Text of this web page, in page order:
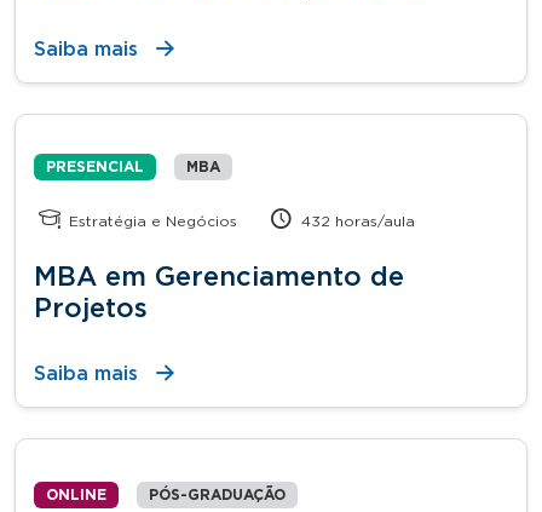
Saiba mais
PRESENCIAL MBA
Estratégia e Negócios 432 horas/aula
MBA em Gerenciamento de
Projetos
Saiba mais
ONLINE PÓS-GRADUAÇÃO